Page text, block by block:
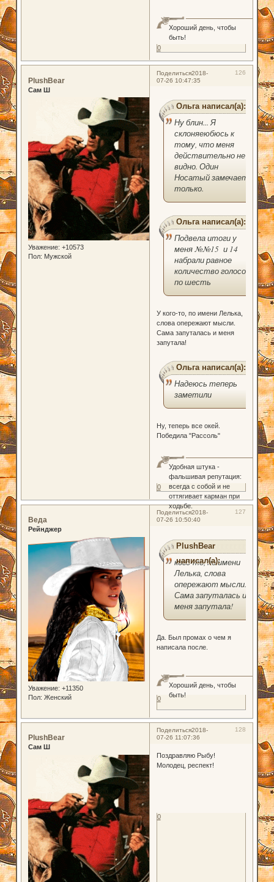
Хороший день, чтобы
быть!
0
Поделиться 126
2018-
07-26 10:47:35
PlushBear
Сам Ш
Уважение: +10573
Пол: Мужской
Ольга написал(а):
Ну блин... Я
склоняеюбюсь к
тому, что меня
действительно не
видно. Один
Носатый замечает
только.
Ольга написал(а):
Подвела итоги у
меня №№15 и 14
набрали равное
количество голосов
по шесть
У кого-то, по имени Лелька,
слова опережают мысли.
Сама запуталась и меня
запутала!
Ольга написал(а):
Надеюсь теперь
заметили
Ну, теперь все окей.
Победила "Рассоль"
Удобная штука -
фальшивая репутация:
всегда с собой и не
оттягивает карман при
ходьбе.
0
Поделиться 127
2018-
07-26 10:50:40
Веда
Рейнджер
Уважение: +11350
Пол: Женский
PlushBear
написал(а):
кого-то, по имени
Лелька, слова
опережают мысли.
Сама запуталась и
меня запутала!
Да. Был промах о чем я
написала после.
Хороший день, чтобы
быть!
0
Поделиться 128
2018-
07-26 11:07:36
PlushBear
Сам Ш
Поздравляю Рыбу!
Молодец, респект!
0